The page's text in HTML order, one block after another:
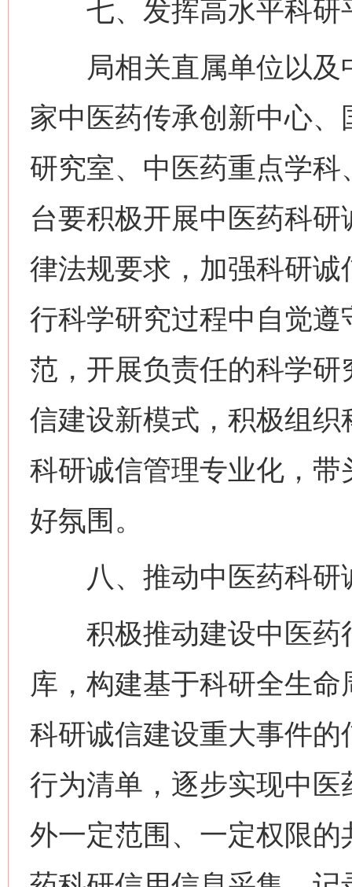
七、发挥高水平科研
局相关直属单位以及
家中医药传承创新中心
研究室、中医药重点学
台要积极开展中医药科
律法规要求，加强科研
行科学研究过程中自觉
范，开展负责任的科学
信建设新模式，积极组
科研诚信管理专业化，
好氛围。
八、推动中医药科研
积极推动建设中医药
库，构建基于科研全生
科研诚信建设重大事件
行为清单，逐步实现中
外一定范围、一定权限